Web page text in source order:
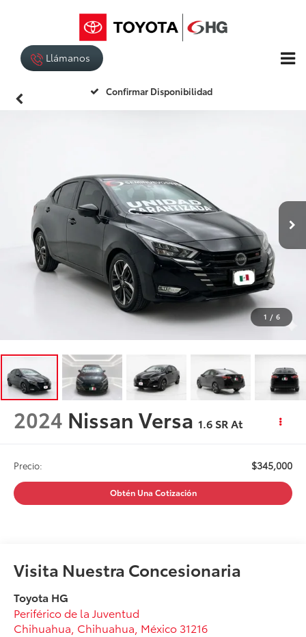
Llámanos
Confirmar Disponibilidad
1 / 6
2024 Nissan Versa 1.6 SR At
Precio: $345,000
Obtén Una Cotización
Visita Nuestra Concesionaria
Toyota HG
Periférico de la Juventud
Chihuahua Chihuahua , México 31216